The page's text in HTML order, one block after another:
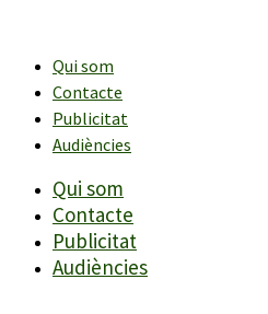
contingutQui som
Contacte
Publicitat
Audiències
Qui som
Contacte
Publicitat
Audiències